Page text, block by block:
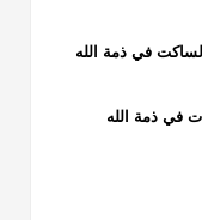
في ذمة الله
في ذمة الله